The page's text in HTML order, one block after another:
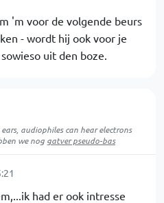
'm voor de volgende beurs
- wordt hij ook voor je
uit den boze.
audiophiles can hear electrons
we nog gatver pseudo-bas
had er ook intresse